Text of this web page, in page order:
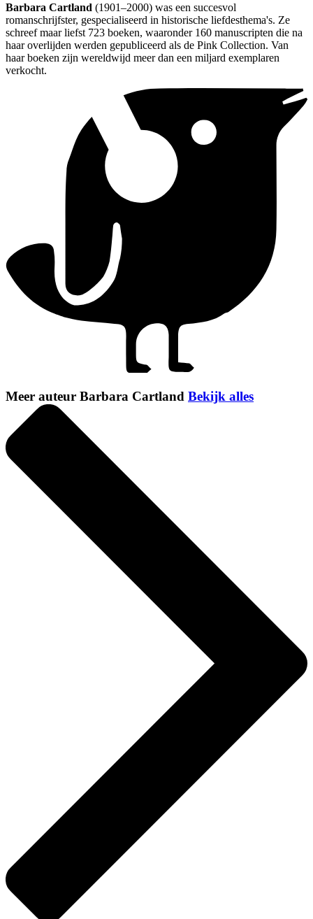
Barbara Cartland (1901–2000) was een succesvol
romanschrijfster, gespecialiseerd in historische liefdesthema's. Ze
schreef maar liefst 723 boeken, waaronder 160 manuscripten die na
haar overlijden werden gepubliceerd als de Pink Collection. Van
haar boeken zijn wereldwijd meer dan een miljard exemplaren
verkocht.
Meer auteur Barbara Cartland Bekijk alles